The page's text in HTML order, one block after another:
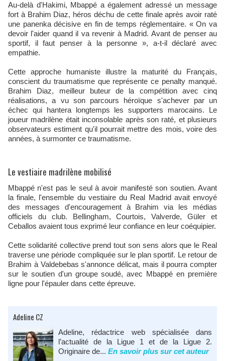
Au-delà d'Hakimi, Mbappé a également adressé un message
fort à Brahim Diaz, héros déchu de cette finale après avoir raté
une panenka décisive en fin de temps réglementaire. « On va
devoir l'aider quand il va revenir à Madrid. Avant de penser au
sportif, il faut penser à la personne », a-t-il déclaré avec
empathie.
Cette approche humaniste illustre la maturité du Français,
conscient du traumatisme que représente ce penalty manqué.
Brahim Diaz, meilleur buteur de la compétition avec cinq
réalisations, a vu son parcours héroïque s'achever par un
échec qui hantera longtemps les supporters marocains. Le
joueur madrilène était inconsolable après son raté, et plusieurs
observateurs estiment qu'il pourrait mettre des mois, voire des
années, à surmonter ce traumatisme.
Le vestiaire madrilène mobilisé
Mbappé n'est pas le seul à avoir manifesté son soutien. Avant
la finale, l'ensemble du vestiaire du Real Madrid avait envoyé
des messages d'encouragement à Brahim via les médias
officiels du club. Bellingham, Courtois, Valverde, Güler et
Ceballos avaient tous exprimé leur confiance en leur coéquipier.
Cette solidarité collective prend tout son sens alors que le Real
traverse une période compliquée sur le plan sportif. Le retour de
Brahim à Valdebebas s'annonce délicat, mais il pourra compter
sur le soutien d'un groupe soudé, avec Mbappé en première
ligne pour l'épauler dans cette épreuve.
Adeline CZ
Adeline, rédactrice web spécialisée dans
l’actualité de la Ligue 1 et de la Ligue 2.
Originaire de... En savoir plus sur cet auteur